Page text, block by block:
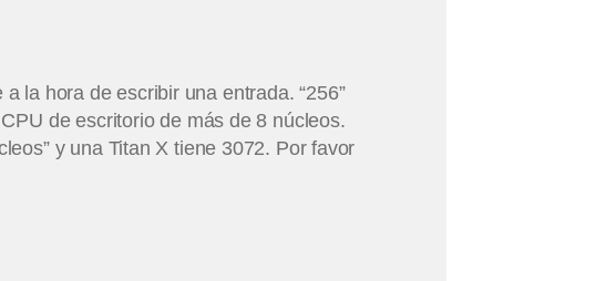
la hora de escribir una entrada. “256”
de escritorio de más de 8 núcleos.
y una Titan X tiene 3072. Por favor